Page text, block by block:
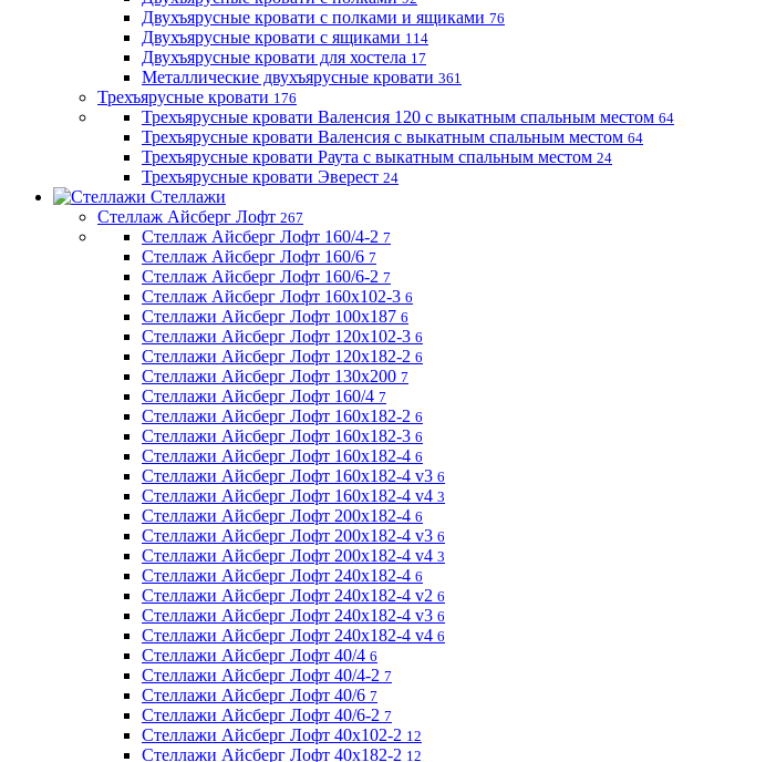
Двухъярусные кровати с полками и ящиками 76
Двухъярусные кровати с ящиками 114
Двухъярусные кровати для хостела 17
Металлические двухъярусные кровати 361
Трехъярусные кровати 176
Трехъярусные кровати Валенсия 120 с выкатным спальным местом 64
Трехъярусные кровати Валенсия с выкатным спальным местом 64
Трехъярусные кровати Раута с выкатным спальным местом 24
Трехъярусные кровати Эверест 24
Стеллажи
Стеллаж Айсберг Лофт 267
Стеллаж Айсберг Лофт 160/4-2 7
Стеллаж Айсберг Лофт 160/6 7
Стеллаж Айсберг Лофт 160/6-2 7
Стеллаж Айсберг Лофт 160х102-3 6
Стеллажи Айсберг Лофт 100х187 6
Стеллажи Айсберг Лофт 120х102-3 6
Стеллажи Айсберг Лофт 120х182-2 6
Стеллажи Айсберг Лофт 130х200 7
Стеллажи Айсберг Лофт 160/4 7
Стеллажи Айсберг Лофт 160х182-2 6
Стеллажи Айсберг Лофт 160х182-3 6
Стеллажи Айсберг Лофт 160х182-4 6
Стеллажи Айсберг Лофт 160х182-4 v3 6
Стеллажи Айсберг Лофт 160х182-4 v4 3
Стеллажи Айсберг Лофт 200х182-4 6
Стеллажи Айсберг Лофт 200х182-4 v3 6
Стеллажи Айсберг Лофт 200х182-4 v4 3
Стеллажи Айсберг Лофт 240х182-4 6
Стеллажи Айсберг Лофт 240х182-4 v2 6
Стеллажи Айсберг Лофт 240х182-4 v3 6
Стеллажи Айсберг Лофт 240х182-4 v4 6
Стеллажи Айсберг Лофт 40/4 6
Стеллажи Айсберг Лофт 40/4-2 7
Стеллажи Айсберг Лофт 40/6 7
Стеллажи Айсберг Лофт 40/6-2 7
Стеллажи Айсберг Лофт 40х102-2 12
Стеллажи Айсберг Лофт 40х182-2 12